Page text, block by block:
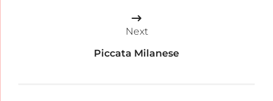
Next
Piccata Milanese